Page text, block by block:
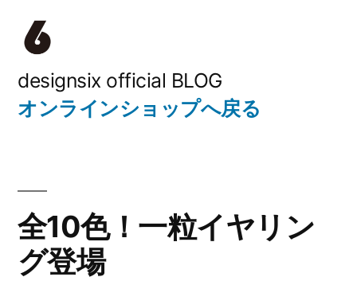
designsix official BLOG
オンラインショップへ戻る
全10色！一粒イヤリン
グ登場